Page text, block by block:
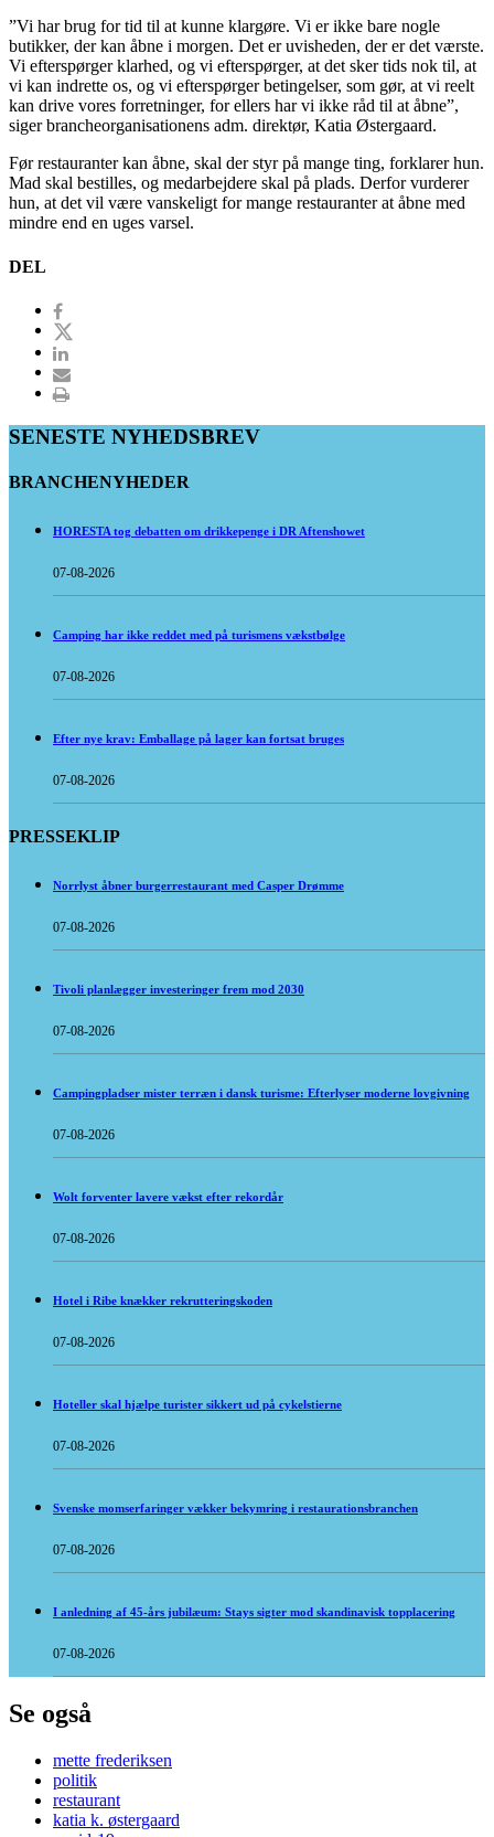
”Vi har brug for tid til at kunne klargøre. Vi er ikke bare nogle
butikker, der kan åbne i morgen. Det er uvisheden, der er det værste.
Vi efterspørger klarhed, og vi efterspørger, at det sker tids nok til, at
vi kan indrette os, og vi efterspørger betingelser, som gør, at vi reelt
kan drive vores forretninger, for ellers har vi ikke råd til at åbne”,
siger brancheorganisationens adm. direktør, Katia Østergaard.
Før restauranter kan åbne, skal der styr på mange ting, forklarer hun.
Mad skal bestilles, og medarbejdere skal på plads. Derfor vurderer
hun, at det vil være vanskeligt for mange restauranter at åbne med
mindre end en uges varsel.
DEL
SENESTE NYHEDSBREV
BRANCHENYHEDER
HORESTA tog debatten om drikkepenge i DR Aftenshowet
07-08-2026
Camping har ikke reddet med på turismens vækstbølge
07-08-2026
Efter nye krav: Emballage på lager kan fortsat bruges
07-08-2026
PRESSEKLIP
Norrlyst åbner burgerrestaurant med Casper Drømme
07-08-2026
Tivoli planlægger investeringer frem mod 2030
07-08-2026
Campingpladser mister terræn i dansk turisme: Efterlyser moderne lovgivning
07-08-2026
Wolt forventer lavere vækst efter rekordår
07-08-2026
Hotel i Ribe knækker rekrutteringskoden
07-08-2026
Hoteller skal hjælpe turister sikkert ud på cykelstierne
07-08-2026
Svenske momserfaringer vækker bekymring i restaurationsbranchen
07-08-2026
I anledning af 45-års jubilæum: Stays sigter mod skandinavisk topplacering
07-08-2026
Se også
mette frederiksen
politik
restaurant
katia k. østergaard